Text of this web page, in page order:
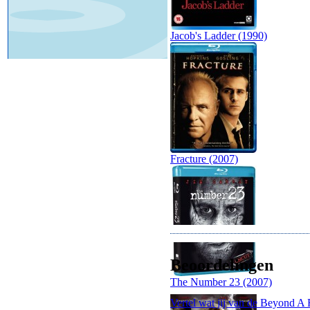
Jacob's Ladder (1990)
Fracture (2007)
The Number 23 (2007)
Beoordelingen
Vertel wat jij van de Beyond A